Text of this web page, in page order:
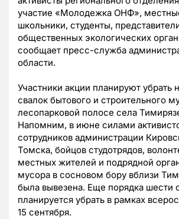
участие «Молодежка ОНФ»,
школьники, студенты,
общественных экологических
сообщает пресс-служба
области.
Участники акции планируют убрать
свалок бытового и строительного
лесопарковой полосе села
Напомним, в июне силами
сотрудников администрации
Томска, бойцов студотрядов,
местных жителей и подрядной
мусора в сосновом бору вблизи
была вывезена. Еще порядка шести
планируется убрать в рамках
15 сентября.